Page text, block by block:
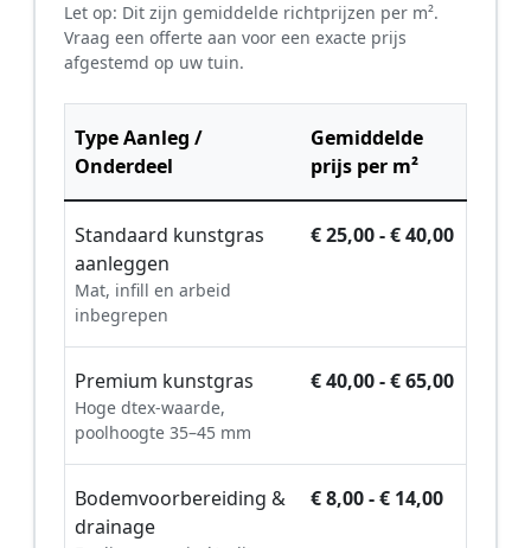
Let op: Dit zijn gemiddelde richtprijzen per m².
Vraag een offerte aan voor een exacte prijs
afgestemd op uw tuin.
Type Aanleg /
Onderdeel
Gemiddelde
prijs per m²
Standaard kunstgras
aanleggen
Mat, infill en arbeid
inbegrepen
€ 25,00 - € 40,00
Premium kunstgras
Hoge dtex-waarde,
poolhoogte 35–45 mm
€ 40,00 - € 65,00
Bodemvoorbereiding &
drainage
€ 8,00 - € 14,00